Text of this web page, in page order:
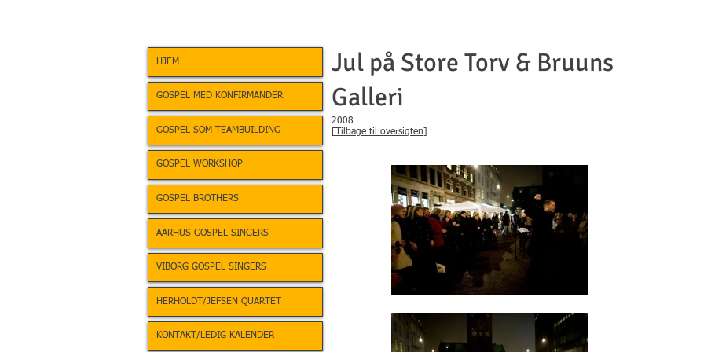
Jul på Store Torv & Bruuns
Galleri
2008
[Tilbage til oversigten]
HJEM
GOSPEL MED KONFIRMANDER
GOSPEL SOM TEAMBUILDING
GOSPEL WORKSHOP
GOSPEL BROTHERS
AARHUS GOSPEL SINGERS
VIBORG GOSPEL SINGERS
HERHOLDT/JEFSEN QUARTET
KONTAKT/LEDIG KALENDER